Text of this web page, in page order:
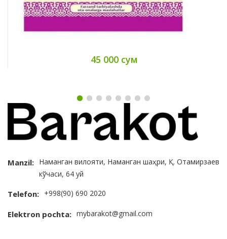
45 000 сум
Manzil: Наманган вилояти, Наманган шаҳри, Қ. Отамирзаев
кўчаси, 64 уй
Telefon: +998(90) 690 2020
Elektron pochta: mybarakot@gmail.com